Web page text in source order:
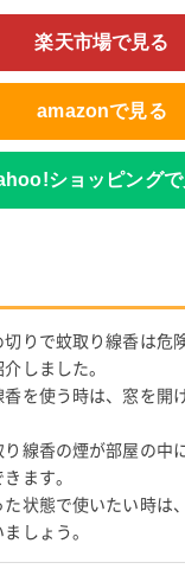
楽天市場で見る
amazonで見る
ショッピングで
りで蚊取り線香は危
しました。
を使う時は、窓を開
線香の煙が部屋の中
ます。
状態で使いたい時は
しょう。